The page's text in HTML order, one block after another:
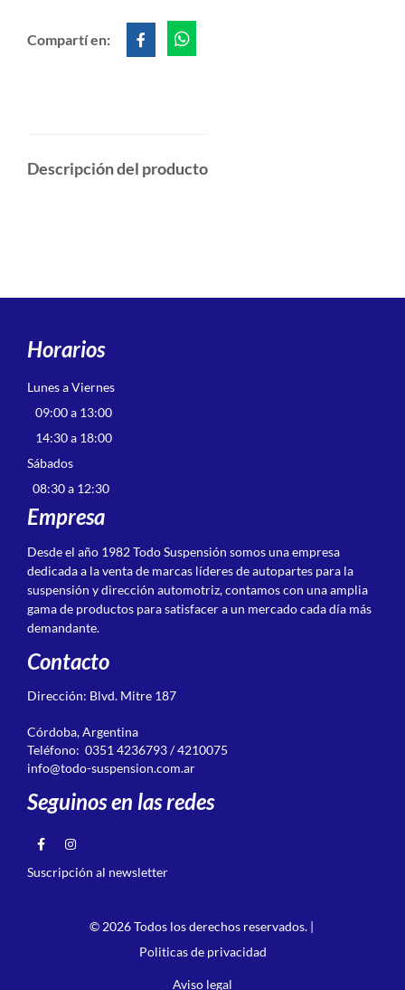
Compartí en:
Descripción del producto
Horarios
Lunes a Viernes
09:00 a 13:00
14:30 a 18:00
Sábados
08:30 a 12:30
Empresa
Desde el año 1982 Todo Suspensión somos una empresa
dedicada a la venta de marcas líderes de autopartes para la
suspensión y dirección automotriz, contamos con una amplia
gama de productos para satisfacer a un mercado cada día más
demandante.
Contacto
Dirección: Blvd. Mitre 187
Córdoba, Argentina
Teléfono: 0351 4236793 / 4210075
info@todo-suspension.com.ar
Seguinos en las redes
Suscripción al newsletter
© 2026 Todos los derechos reservados. |
Politicas de privacidad
Aviso legal